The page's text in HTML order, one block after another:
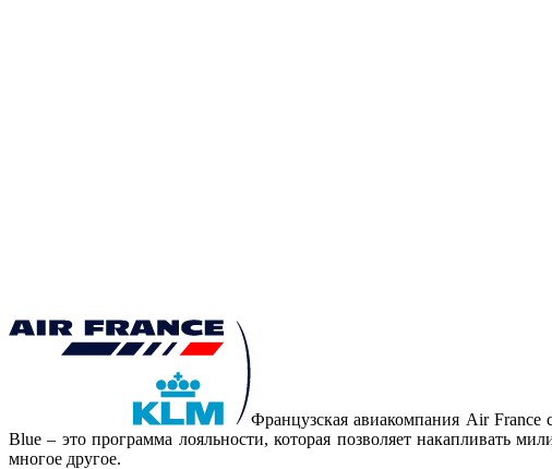
Французская авиакомпания Air
Blue – это программа лояльности, которая позволяет накапливать
многое другое.